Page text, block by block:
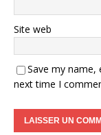
Site web
Save my
next time I